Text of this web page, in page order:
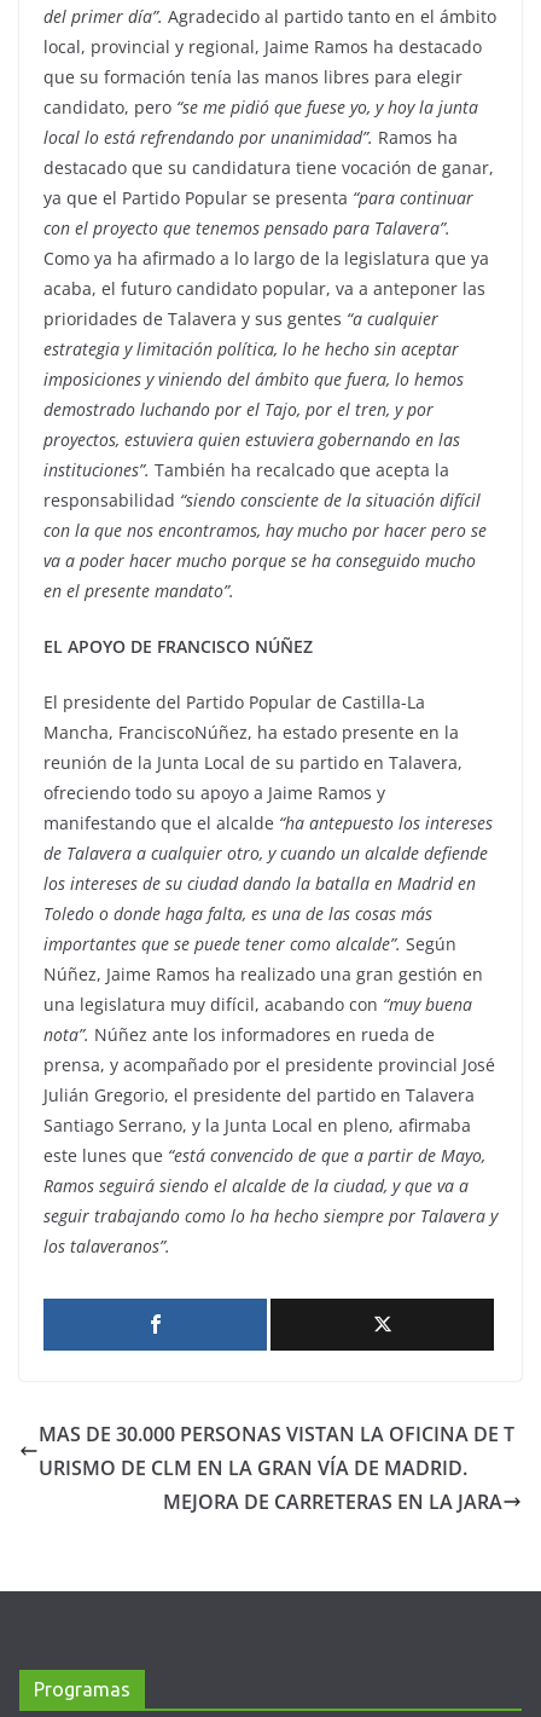
del primer día”. Agradecido al partido tanto en el ámbito
local, provincial y regional, Jaime Ramos ha destacado
que su formación tenía las manos libres para elegir
candidato, pero “se me pidió que fuese yo, y hoy la junta
local lo está refrendando por unanimidad”. Ramos ha
destacado que su candidatura tiene vocación de ganar,
ya que el Partido Popular se presenta “para continuar
con el proyecto que tenemos pensado para Talavera”.
Como ya ha afirmado a lo largo de la legislatura que ya
acaba, el futuro candidato popular, va a anteponer las
prioridades de Talavera y sus gentes “a cualquier
estrategia y limitación política, lo he hecho sin aceptar
imposiciones y viniendo del ámbito que fuera, lo hemos
demostrado luchando por el Tajo, por el tren, y por
proyectos, estuviera quien estuviera gobernando en las
instituciones”. También ha recalcado que acepta la
responsabilidad “siendo consciente de la situación difícil
con la que nos encontramos, hay mucho por hacer pero se
va a poder hacer mucho porque se ha conseguido mucho
en el presente mandato”.
EL APOYO DE FRANCISCO NÚÑEZ
El presidente del Partido Popular de Castilla-La
Mancha, FranciscoNúñez, ha estado presente en la
reunión de la Junta Local de su partido en Talavera,
ofreciendo todo su apoyo a Jaime Ramos y
manifestando que el alcalde “ha antepuesto los intereses
de Talavera a cualquier otro, y cuando un alcalde defiende
los intereses de su ciudad dando la batalla en Madrid en
Toledo o donde haga falta, es una de las cosas más
importantes que se puede tener como alcalde”. Según
Núñez, Jaime Ramos ha realizado una gran gestión en
una legislatura muy difícil, acabando con “muy buena
nota”. Núñez ante los informadores en rueda de
prensa, y acompañado por el presidente provincial José
Julián Gregorio, el presidente del partido en Talavera
Santiago Serrano, y la Junta Local en pleno, afirmaba
este lunes que “está convencido de que a partir de Mayo,
Ramos seguirá siendo el alcalde de la ciudad, y que va a
seguir trabajando como lo ha hecho siempre por Talavera y
los talaveranos”.
MAS DE 30.000 PERSONAS VISTAN LA OFICINA DE T
URISMO DE CLM EN LA GRAN VÍA DE MADRID.
MEJORA DE CARRETERAS EN LA JARA
Programas